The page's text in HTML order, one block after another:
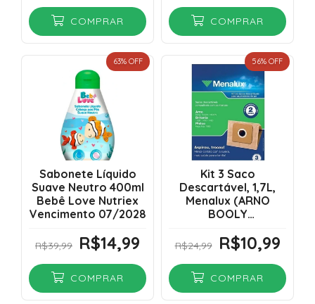
COMPRAR COMPRAR
63% OFF
Sabonete Líquido
Suave Neutro 400ml
Bebê Love Nutriex
Vencimento 07/2028
R$39,99 R$14,99
COMPRAR
56% OFF
Kit 3 Saco
Descartável, 1,7L,
Menalux (ARNO
BOOLY
1380/1410/1480,PHILCO
HEPA MAX 1680)
R$24,99 R$10,99
COMPRAR